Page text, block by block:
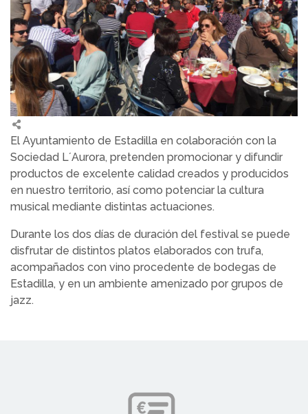
El Ayuntamiento de Estadilla en colaboración con la
Sociedad L´Aurora, pretenden promocionar y difundir
productos de excelente calidad creados y producidos
en nuestro territorio, así como potenciar la cultura
musical mediante distintas actuaciones.
Durante los dos días de duración del festival se puede
disfrutar de distintos platos elaborados con trufa,
acompañados con vino procedente de bodegas de
Estadilla, y en un ambiente amenizado por grupos de
jazz.